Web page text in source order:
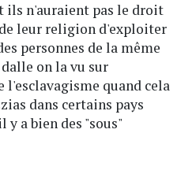
ils n'auraient pas le droit
leur religion d'exploiter
personnes de la même
on la vu sur
quand cela
dans certains pays
y a bien des "sous"